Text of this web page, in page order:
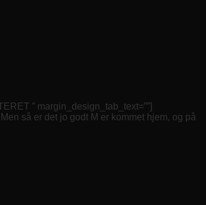
” margin_design_tab_text=””]
så er det jo godt M er kommet hjem, og på